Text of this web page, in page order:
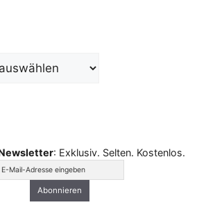
: Exklusiv. Selten. Kostenlos.